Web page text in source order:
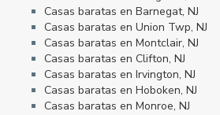
Casas baratas en Barnegat, NJ
Casas baratas en Union Twp, NJ
Casas baratas en Montclair, NJ
Casas baratas en Clifton, NJ
Casas baratas en Irvington, NJ
Casas baratas en Hoboken, NJ
Casas baratas en Monroe, NJ